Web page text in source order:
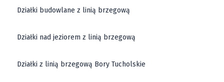
w nieruchomości. Wielkie to wieś usytuowana w jednym
a dostępne działki na sprzedaż z widokiem na góry to
na sprzedaż działki obejmują różnorodne tereny – od
Działki budowlane z linią brzegową
Działki nad jeziorem z linią brzegową
Działki z linią brzegową Bory Tucholskie